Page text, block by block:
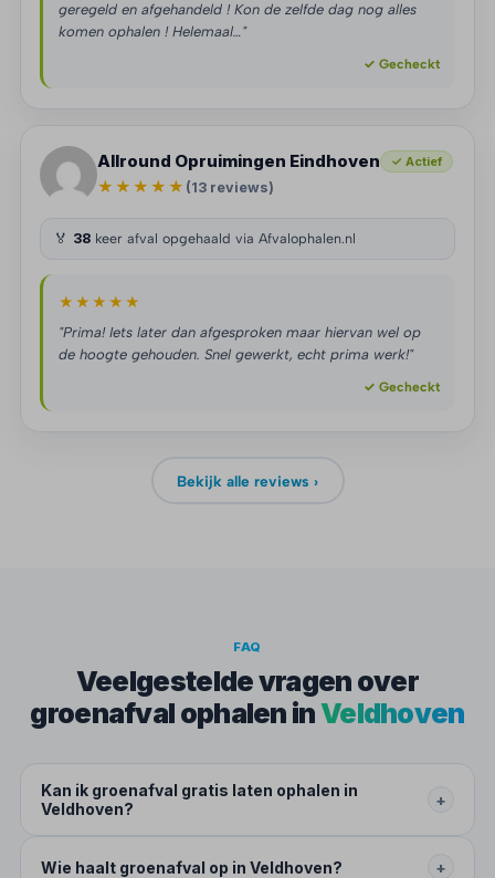
geregeld en afgehandeld ! Kon de zelfde dag nog alles
komen ophalen ! Helemaal…"
✓ Gecheckt
Allround Opruimingen Eindhoven ✓ Actief
★★★★★ (13 reviews)
🏅 38 keer afval opgehaald via Afvalophalen.nl
★★★★★
"Prima! Iets later dan afgesproken maar hiervan wel op
de hoogte gehouden. Snel gewerkt, echt prima werk!"
✓ Gecheckt
Bekijk alle reviews ›
FAQ
Veelgestelde vragen over
groenafval ophalen inVeldhoven
Kan ik groenafval gratis laten ophalen in
Veldhoven?
+
Wie haalt groenafval op in Veldhoven? +